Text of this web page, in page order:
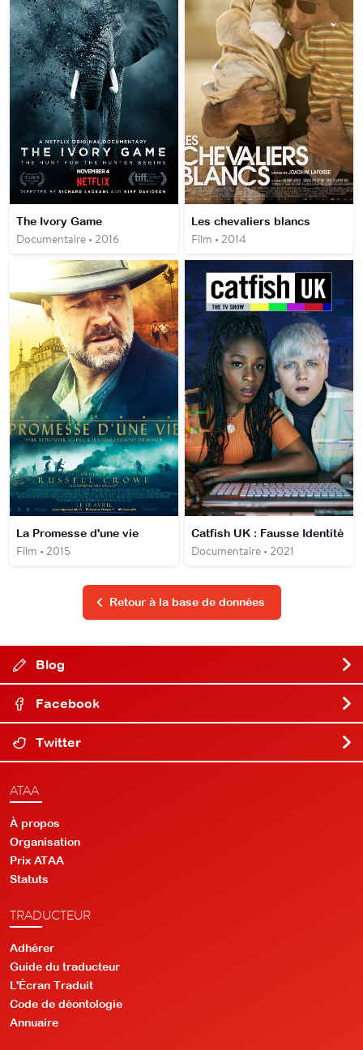
The Ivory Game
Documentaire • 2016
Les chevaliers blancs
Film • 2014
La Promesse d'une vie
Film • 2015
Catfish UK : Fausse Identité
Documentaire • 2021
Retour à la base de données
Blog
Facebook
Twitter
ATAA
À propos
Organisation
Prix ATAA
Statuts
TRADUCTEUR
Adhérer
Guide du traducteur
L'Écran Traduit
Code de déontologie
Annuaire